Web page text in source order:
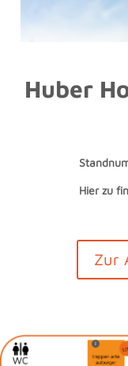
Huber
Hier zu
Zur
i